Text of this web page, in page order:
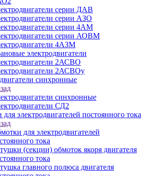
серии ДАВ
серии АЗО
серии 4АМ
серии АОВМ
4АЗМ
электродвигатели
2АСВО
2АСВОу
синхронные
синхронные
СД2
электродвигателей постоянного тока
для электродвигателей
тока
(секции) обмоток якоря двигателя
тока
главного полюса двигателя